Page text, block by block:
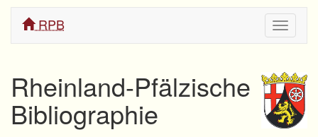
ein/
RPB
Rheinland-Pfälzische
Bibliographie